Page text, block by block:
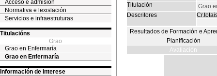
Acceso e admisión
Normativa e lexislación
Servicios e infraestruturas
Titulacións
Grao
Grao en Enfermaría
Grao en Enfermaría
Información de interese
Titulación
Grao
Descritores
Resultados de Formación e
Planificación
Avaliación